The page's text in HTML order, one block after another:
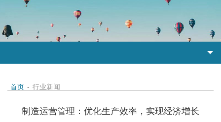
首页 - 行业新闻
制造运营管理：优化生产效率，实现经济增长